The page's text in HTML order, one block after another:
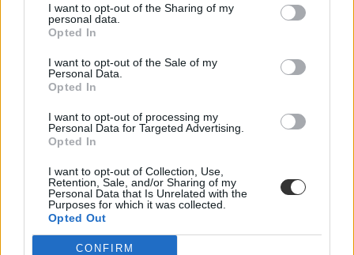
I want to opt-out of the Sharing of my
personal data.
Opted In
I want to opt-out of the Sale of my
Personal Data.
Opted In
I want to opt-out of processing my
Personal Data for Targeted Advertising.
Opted In
I want to opt-out of Collection, Use,
Retention, Sale, and/or Sharing of my
Personal Data that Is Unrelated with the
Purposes for which it was collected.
Opted Out
CONFIRM
Több mint 10 százalékot javítottak a 2020-as
Az elmúlt öt év legjobb érettségi átlagát érték el a diákok közép- és
emelt szinten is kémiából.
Érettségi-felvételi
Székács Linda